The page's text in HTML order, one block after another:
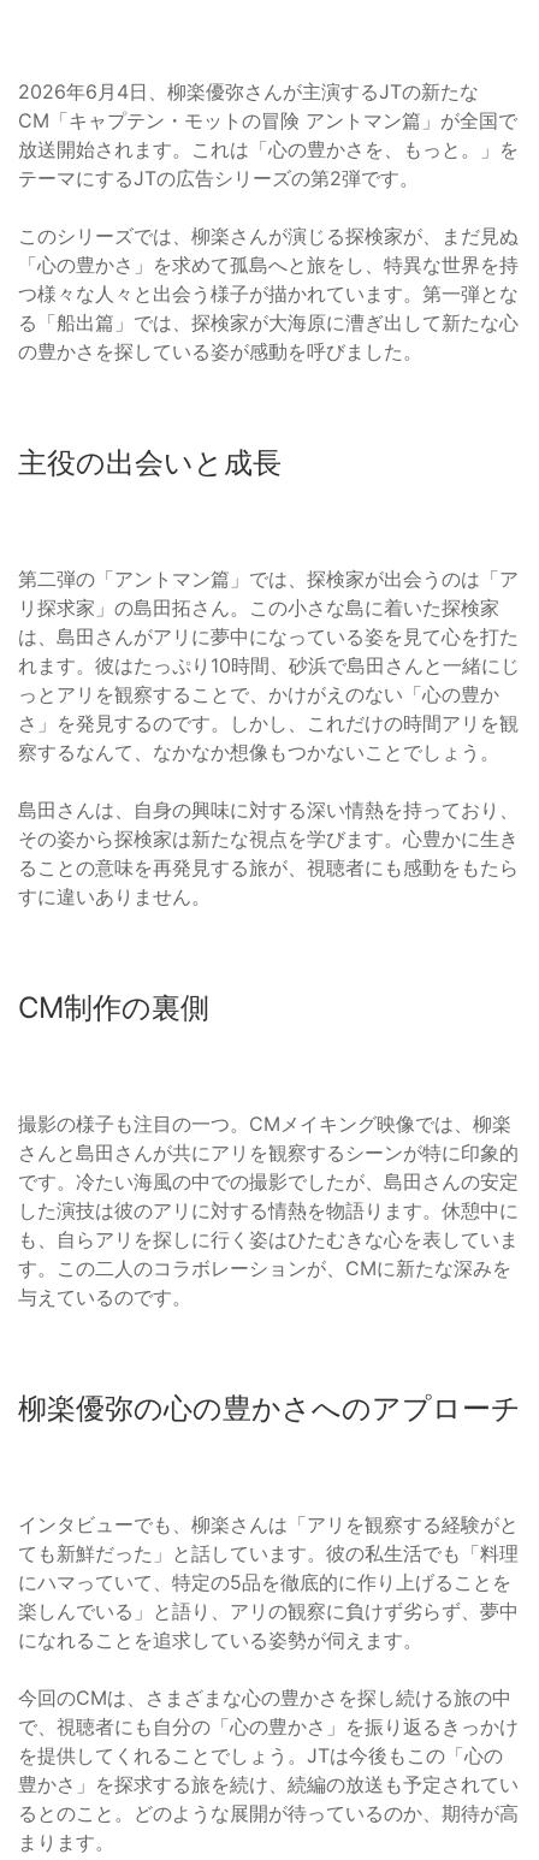
2026年6月4日、柳楽優弥さんが主演するJTの新たな
CM「キャプテン・モットの冒険 アントマン篇」が全国で
放送開始されます。これは「心の豊かさを、もっと。」を
テーマにするJTの広告シリーズの第2弾です。
このシリーズでは、柳楽さんが演じる探検家が、まだ見ぬ
「心の豊かさ」を求めて孤島へと旅をし、特異な世界を持
つ様々な人々と出会う様子が描かれています。第一弾とな
る「船出篇」では、探検家が大海原に漕ぎ出して新たな心
の豊かさを探している姿が感動を呼びました。
主役の出会いと成長
第二弾の「アントマン篇」では、探検家が出会うのは「ア
リ探求家」の島田拓さん。この小さな島に着いた探検家
は、島田さんがアリに夢中になっている姿を見て心を打た
れます。彼はたっぷり10時間、砂浜で島田さんと一緒にじ
っとアリを観察することで、かけがえのない「心の豊か
さ」を発見するのです。しかし、これだけの時間アリを観
察するなんて、なかなか想像もつかないことでしょう。
島田さんは、自身の興味に対する深い情熱を持っており、
その姿から探検家は新たな視点を学びます。心豊かに生き
ることの意味を再発見する旅が、視聴者にも感動をもたら
すに違いありません。
CM制作の裏側
撮影の様子も注目の一つ。CMメイキング映像では、柳楽
さんと島田さんが共にアリを観察するシーンが特に印象的
です。冷たい海風の中での撮影でしたが、島田さんの安定
した演技は彼のアリに対する情熱を物語ります。休憩中に
も、自らアリを探しに行く姿はひたむきな心を表していま
す。この二人のコラボレーションが、CMに新たな深みを
与えているのです。
柳楽優弥の心の豊かさへのアプローチ
インタビューでも、柳楽さんは「アリを観察する経験がと
ても新鮮だった」と話しています。彼の私生活でも「料理
にハマっていて、特定の5品を徹底的に作り上げることを
楽しんでいる」と語り、アリの観察に負けず劣らず、夢中
になれることを追求している姿勢が伺えます。
今回のCMは、さまざまな心の豊かさを探し続ける旅の中
で、視聴者にも自分の「心の豊かさ」を振り返るきっかけ
を提供してくれることでしょう。JTは今後もこの「心の
豊かさ」を探求する旅を続け、続編の放送も予定されてい
るとのこと。どのような展開が待っているのか、期待が高
まります。